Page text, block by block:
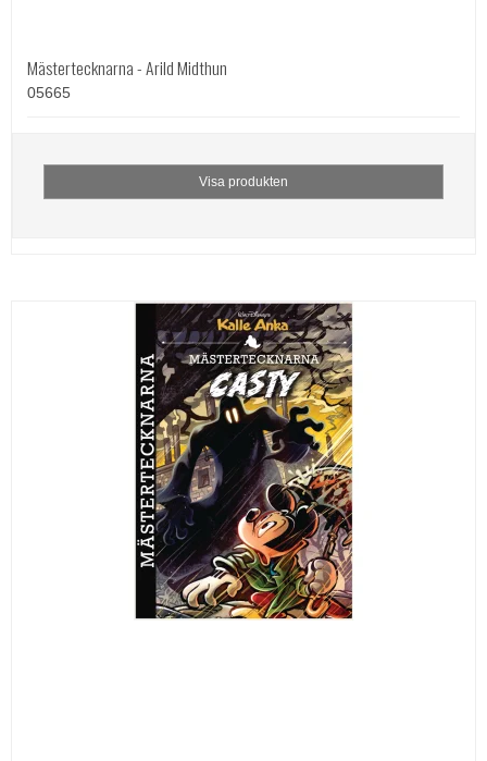
Mästertecknarna - Arild Midthun
05665
Visa produkten